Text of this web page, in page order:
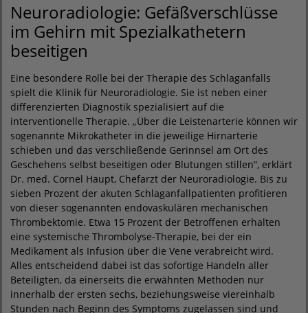
Neuroradiologie: Gefäßverschlüsse
im Gehirn mit Spezialkathetern
beseitigen
Eine besondere Rolle bei der Therapie des Schlaganfalls
spielt die Klinik für Neuroradiologie. Sie ist neben einer
differenzierten Diagnostik spezialisiert auf die
interventionelle Therapie. „Über die Leistenarterie können wir
sogenannte Mikrokatheter in die jeweilige Hirnarterie
schieben und das verschließende Gerinnsel am Ort des
Geschehens selbst beseitigen oder Blutungen stillen“, erklärt
Dr. med. Cornel Haupt, Chefarzt der Neuroradiologie. Bis zu
sieben Prozent der akuten Schlaganfallpatienten profitieren
von dieser sogenannten endovaskulären mechanischen
Thrombektomie. Etwa 15 Prozent der Betroffenen erhalten
eine systemische Thrombolyse-Therapie, bei der ein
Medikament als Infusion über die Vene verabreicht wird.
Alles entscheidend dabei ist das sofortige Handeln aller
Beteiligten, da einerseits die erwähnten Methoden nur
innerhalb der ersten sechs, beziehungsweise viereinhalb
Stunden nach Beginn des Symptoms zugelassen sind und